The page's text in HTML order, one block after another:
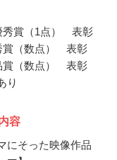
秀賞（1点） 表彰
賞（数点） 表彰
賞（数点） 表彰
り
容
にそった映像作品